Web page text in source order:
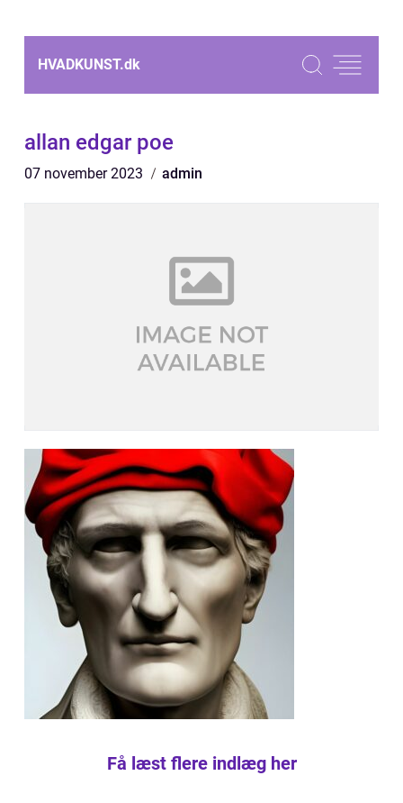
HVADKUNST.dk
allan edgar poe
07 november 2023 admin
Få læst flere indlæg her